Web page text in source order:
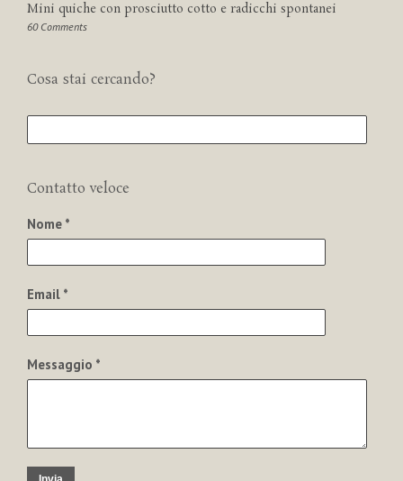
Mini quiche con prosciutto cotto e radicchi spontanei
60 Comments
Cosa stai cercando?
Contatto veloce
Nome *
Email *
Messaggio *